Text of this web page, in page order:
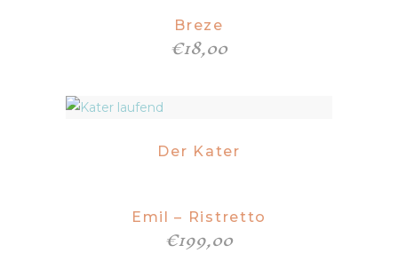
Breze
€18,00
Der Kater
Emil – Ristretto
€199,00